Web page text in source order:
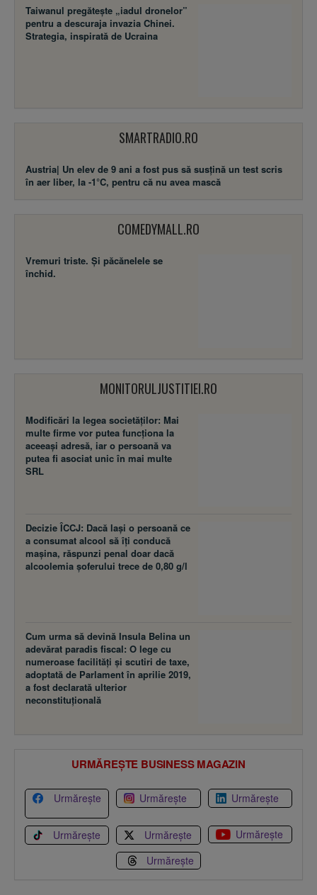
Taiwanul pregătește „iadul dronelor”
pentru a descuraja invazia Chinei.
Strategia, inspirată de Ucraina
SMARTRADIO.RO
Austria| Un elev de 9 ani a fost pus să susţină un test scris
în aer liber, la -1°C, pentru că nu avea mască
COMEDYMALL.RO
Vremuri triste. Şi păcănelele se
închid.
MONITORULJUSTITIEI.RO
Modificări la legea societăţilor: Mai
multe firme vor putea funcţiona la
aceeaşi adresă, iar o persoană va
putea fi asociat unic în mai multe
SRL
Decizie ÎCCJ: Dacă laşi o persoană ce
a consumat alcool să îţi conducă
maşina, răspunzi penal doar dacă
alcoolemia şoferului trece de 0,80 g/l
Cum urma să devină Insula Belina un
adevărat paradis fiscal: O lege cu
numeroase facilităţi şi scutiri de taxe,
adoptată de Parlament în aprilie 2019,
a fost declarată ulterior
neconstituţională
URMĂREȘTE BUSINESS MAGAZIN
Urmărește Urmărește Urmărește
Urmărește Urmărește
Urmărește
Urmărește